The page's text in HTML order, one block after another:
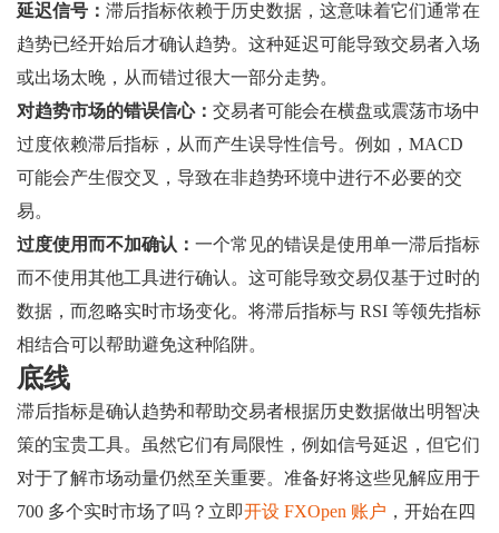
延迟信号： 滞后指标依赖于历史数据，这意味着它们通常在
趋势已经开始后才确认趋势。这种延迟可能导致交易者入场
或出场太晚，从而错过很大一部分走势。
对趋势市场的错误信心： 交易者可能会在横盘或震荡市场中
过度依赖滞后指标，从而产生误导性信号。例如，MACD
可能会产生假交叉，导致在非趋势环境中进行不必要的交
易。
过度使用而不加确认： 一个常见的错误是使用单一滞后指标
而不使用其他工具进行确认。这可能导致交易仅基于过时的
数据，而忽略实时市场变化。将滞后指标与 RSI 等领先指标
相结合可以帮助避免这种陷阱。
底线
滞后指标是确认趋势和帮助交易者根据历史数据做出明智决
策的宝贵工具。虽然它们有局限性，例如信号延迟，但它们
对于了解市场动量仍然至关重要。准备好将这些见解应用于
700 多个实时市场了吗？立即开设 FXOpen 账户 ，开始在四